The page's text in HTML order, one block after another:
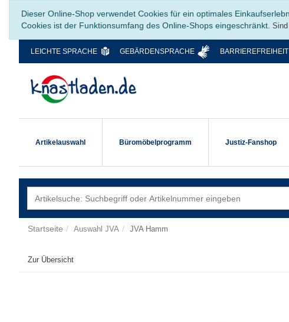
Dieser Online-Shop verwendet Cookies für ein optimales
Cookies ist der Funktionsumfang des Online-Shops eingeschränkt.
LEICHTE SPRACHE GEBÄRDENSPRACHE BARRIEREFREIHEIT
Artikelauswahl Büromöbelprogramm Justiz-Fanshop
Startseite Auswahl JVA JVA Hamm
Zur Übersicht